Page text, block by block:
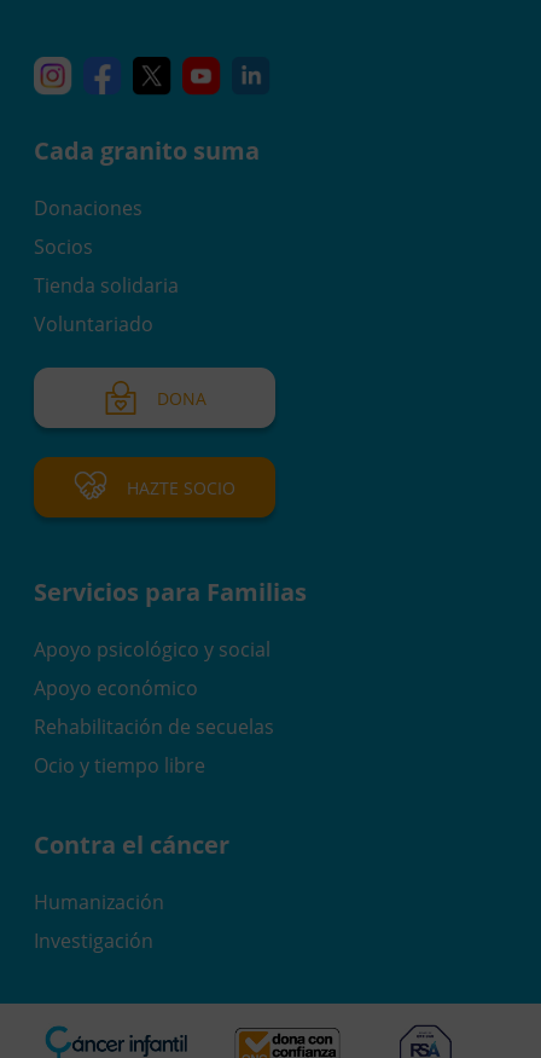
InstagramFacebook
X YouTube
Cada granito suma
Donaciones
Socios
Tienda solidaria
Voluntariado
DONA
HAZTE SOCIO
Servicios para Familias
Apoyo psicológico y social
Apoyo económico
Rehabilitación de secuelas
Ocio y tiempo libre
Contra el cáncer
Humanización
Investigación